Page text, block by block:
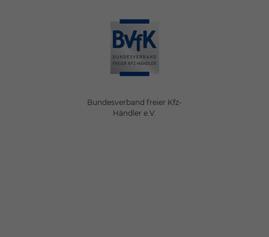
Bundesverband freier Kfz-
Händler e.V.